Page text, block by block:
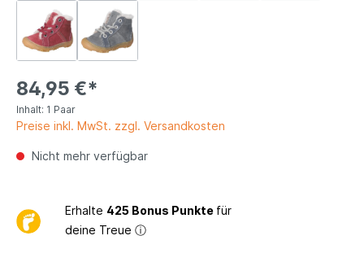
84,95 €*
Inhalt: 1 Paar
Preise inkl. MwSt. zzgl. Versandkosten
Nicht mehr verfügbar
Erhalte 425 Bonus Punkte für
deine Treue ⓘ